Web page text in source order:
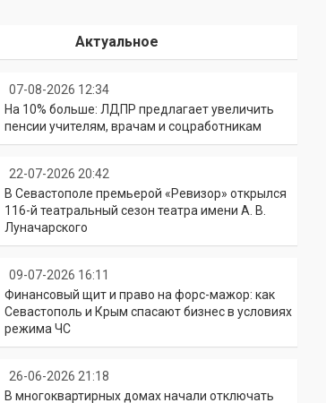
Актуальное
07-08-2026 12:34
На 10% больше: ЛДПР предлагает увеличить
пенсии учителям, врачам и соцработникам
22-07-2026 20:42
В Севастополе премьерой «Ревизор» открылся
116-й театральный сезон театра имени А. В.
Луначарского
09-07-2026 16:11
Финансовый щит и право на форс-мажор: как
Севастополь и Крым спасают бизнес в условиях
режима ЧС
26-06-2026 21:18
В многоквартирных домах начали отключать